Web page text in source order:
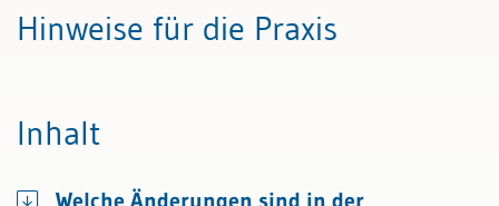
Alle Fachexperten
Hinweise für die Praxis
Inhalt
Welche Änderungen sind in der